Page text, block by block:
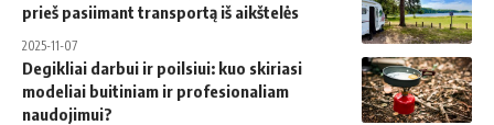
prieš pasiimant transportą iš aikštelės
2025-11-07
Degikliai darbui ir poilsiui: kuo skiriasi
modeliai buitiniam ir profesionaliam
naudojimui?